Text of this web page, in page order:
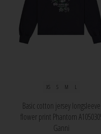
XS S M L
Basic cotton jersey longsleeve
flower print Phantom
Ganni